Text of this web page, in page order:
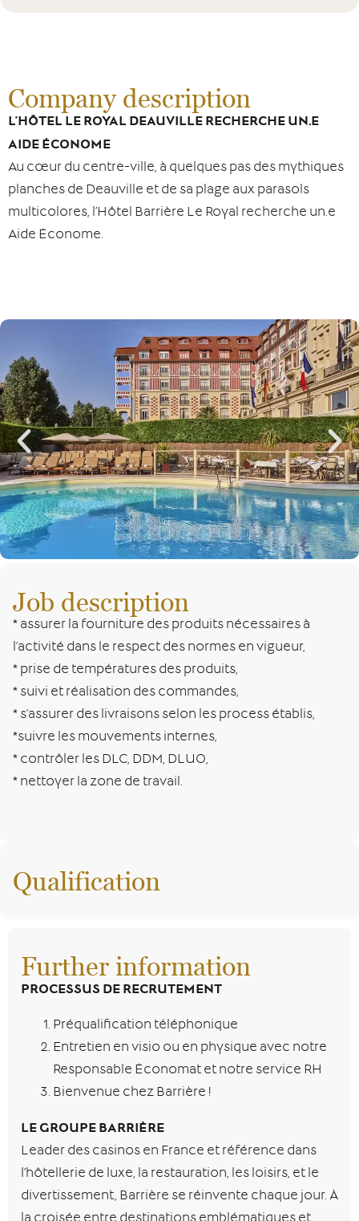
Company description
L’HÔTEL LE ROYAL DEAUVILLE RECHERCHE UN.E
AIDE ÉCONOME
Au cœur du centre-ville, à quelques pas des mythiques
planches de Deauville et de sa plage aux parasols
multicolores, l’Hôtel Barrière Le Royal recherche un.e
Aide Économe.
Job description
* assurer la fourniture des produits nécessaires à
l’activité dans le respect des normes en vigueur,
* prise de températures des produits,
* suivi et réalisation des commandes,
* s’assurer des livraisons selon les process établis,
*suivre les mouvements internes,
* contrôler les DLC, DDM, DLUO,
* nettoyer la zone de travail.
Qualification
Further information
PROCESSUS DE RECRUTEMENT
Préqualification téléphonique
Entretien en visio ou en physique avec notre
Responsable Économat et notre service RH
Bienvenue chez Barrière !
LE GROUPE BARRIÈRE
Leader des casinos en France et référence dans
l’hôtellerie de luxe, la restauration, les loisirs, et le
divertissement, Barrière se réinvente chaque jour. À